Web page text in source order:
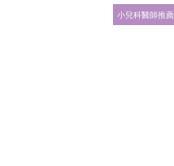
小兒科醫師推薦